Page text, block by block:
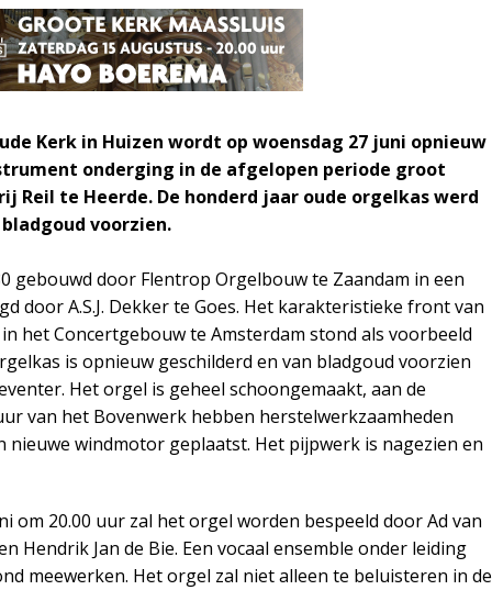
Kerk in Huizen wordt op woensdag 27 juni opnieuw
onderging in de afgelopen periode groot
Reil te Heerde. De honderd jaar oude orgelkas werd
voorzien.
gebouwd door Flentrop Orgelbouw te Zaandam in een
door A.S.J. Dekker te Goes. Het karakteristieke front van
het Concertgebouw te Amsterdam stond als voorbeeld
is opnieuw geschilderd en van bladgoud voorzien
Het orgel is geheel schoongemaakt, aan de
van het Bovenwerk hebben herstelwerkzaamheden
nieuwe windmotor geplaatst. Het pijpwerk is nagezien en
om 20.00 uur zal het orgel worden bespeeld door Ad van
Hendrik Jan de Bie. Een vocaal ensemble onder leiding
meewerken. Het orgel zal niet alleen te beluisteren in de